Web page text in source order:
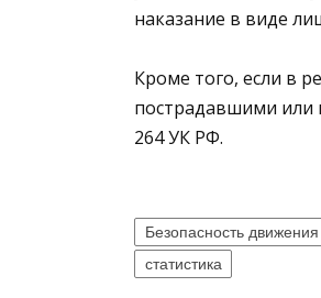
наказание в виде
Кроме того, если в
пострадавшими или
264 УК РФ.
Безопасность движения
статистика